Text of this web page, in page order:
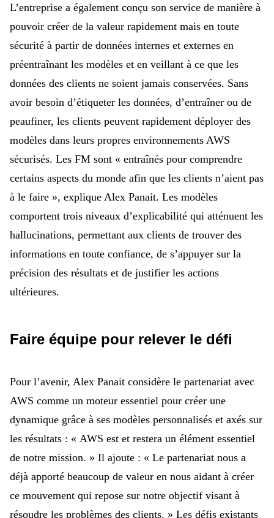
L’entreprise a également conçu son service de manière à
pouvoir créer de la valeur rapidement mais en toute
sécurité à partir de données internes et externes en
préentraînant les modèles et en veillant à ce que les
données des clients ne soient jamais conservées. Sans
avoir besoin d’étiqueter les données, d’entraîner ou de
peaufiner, les clients peuvent rapidement déployer des
modèles dans leurs propres environnements AWS
sécurisés. Les FM sont « entraînés pour comprendre
certains aspects du monde afin que les clients n’aient pas
à le faire », explique Alex Panait. Les modèles
comportent trois niveaux d’explicabilité qui atténuent les
hallucinations, permettant aux clients de trouver des
informations en toute confiance, de s’appuyer sur la
précision des résultats et de justifier les actions
ultérieures.
Faire équipe pour relever le défi
Pour l’avenir, Alex Panait considère le partenariat avec
AWS comme un moteur essentiel pour créer une
dynamique grâce à ses modèles personnalisés et axés sur
les résultats : « AWS est et restera un élément essentiel
de notre mission. » Il ajoute : « Le partenariat nous a
déjà apporté beaucoup de valeur en nous aidant à créer
ce mouvement qui repose sur notre objectif visant à
résoudre les problèmes des clients. » Les défis existants